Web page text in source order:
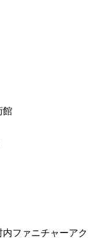
館
内ファニチャーアク